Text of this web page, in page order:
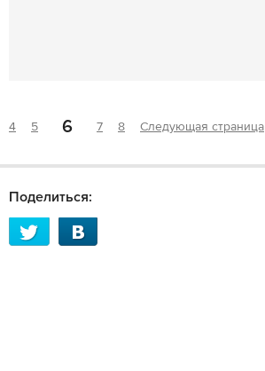
4 5 6 7 8 Следующая страница
Поделиться: